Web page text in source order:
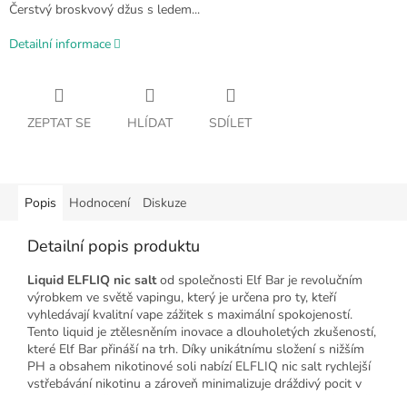
Čerstvý broskvový džus s ledem...
Detailní informace
ZEPTAT SE HLÍDAT SDÍLET
Popis Hodnocení Diskuze
Detailní popis produktu
Liquid ELFLIQ nic saltod společnosti Elf Bar je revolučním
výrobkem ve světě vapingu, který je určena pro ty, kteří
vyhledávají kvalitní vape zážitek s maximální spokojeností.
Tento liquid je ztělesněním inovace a dlouholetých zkušeností,
které Elf Bar přináší na trh. Díky unikátnímu složení s nižším
PH a obsahem nikotinové soli nabízí ELFLIQ nic salt rychlejší
vstřebávání nikotinu a zároveň minimalizuje dráždivý pocit v